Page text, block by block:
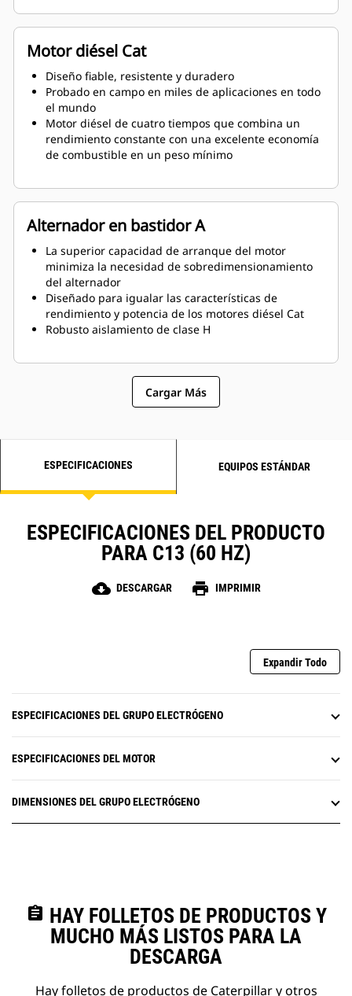
Motor diésel Cat
Diseño fiable, resistente y duradero
Probado en campo en miles de aplicaciones en todo
el mundo
Motor diésel de cuatro tiempos que combina un
rendimiento constante con una excelente economía
de combustible en un peso mínimo
Alternador en bastidor A
La superior capacidad de arranque del motor
minimiza la necesidad de sobredimensionamiento
del alternador
Diseñado para igualar las características de
rendimiento y potencia de los motores diésel Cat
Robusto aislamiento de clase H
Cargar Más
ESPECIFICACIONES EQUIPOS ESTÁNDAR
ESPECIFICACIONES DEL PRODUCTO
PARA C13 (60 HZ)
cloud_download DESCARGAR print IMPRIMIR
Expandir Todo
ESPECIFICACIONES DEL GRUPO ELECTRÓGENO
ESPECIFICACIONES DEL MOTOR
DIMENSIONES DEL GRUPO ELECTRÓGENO
assignment HAY FOLLETOS DE PRODUCTOS Y
MUCHO MÁS LISTOS PARA LA
DESCARGA
Hay folletos de productos de Caterpillar y otros